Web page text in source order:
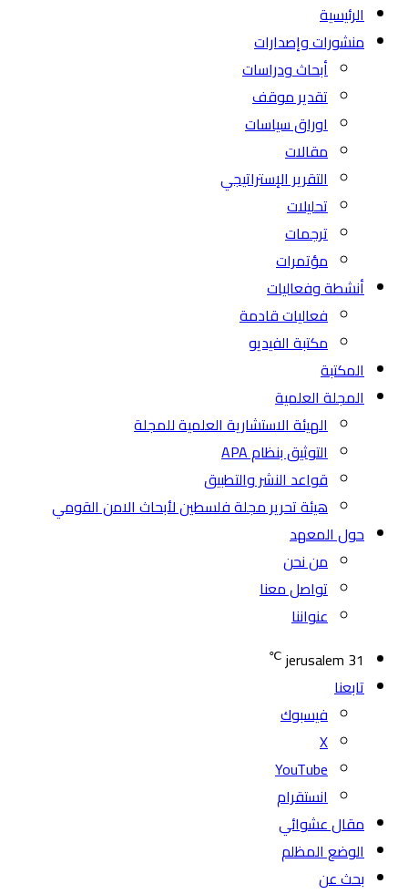
الرئيسية
منشورات وإصدارات
أبحاث ودراسات
تقدير موقف
اوراق سياسات
مقالات
التقرير الإستراتيجي
تحليلات
ترجمات
مؤتمرات
أنشطة وفعاليات
فعاليات قادمة
مكتبة الفيديو
المكتبة
المجلة العلمية
الهيئة الاستشارية العلمية للمجلة
التوثيق بنظام APA
قواعد النشر والتطبيق
هيئة تحرير مجلة فلسطين لأبحاث الامن القومي
حول المعهد
من نحن
تواصل معنا
عنواننا
jerusalem 31
℃
تابعنا
فيسبوك
‫X
‫YouTube
انستقرام
مقال عشوائي
الوضع المظلم
بحث عن